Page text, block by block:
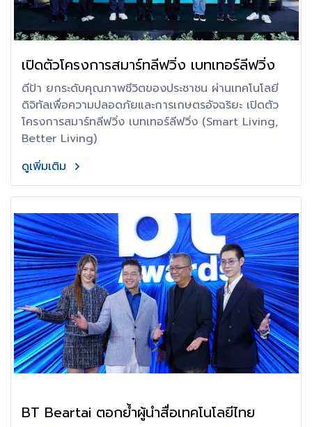
เปิดตัวโครงการสมาร์ทลีฟวิ่ง เบทเทอร์ลีฟวิ่ง
ดีป้า ยกระดับคุณภาพชีวิตของประชาชน ผ่านเทคโนโลยี
ดิจิทัลเพื่อความปลอดภัยและการเกษตรอัจฉริยะ เปิดตัว
โครงการสมาร์ทลีฟวิ่ง เบทเทอร์ลีฟวิ่ง (Smart Living,
Better Living)
ดูเพิ่มเติม
BT Beartai ตอกย้ำผู้นำสื่อเทคโนโลยีไทย